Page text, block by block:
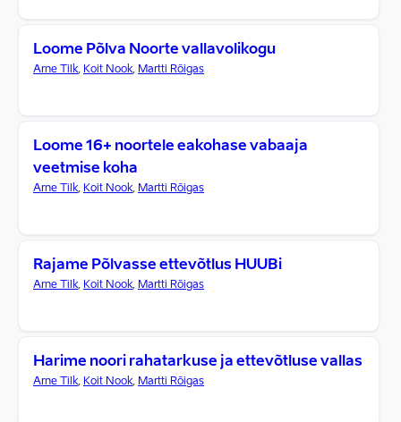
Loome Põlva Noorte vallavolikogu
Arne Tilk, Koit Nook, Martti Rõigas
Loome 16+ noortele eakohase vabaaja
veetmise koha
Arne Tilk, Koit Nook, Martti Rõigas
Rajame Põlvasse ettevõtlus HUUBi
Arne Tilk, Koit Nook, Martti Rõigas
Harime noori rahatarkuse ja ettevõtluse vallas
Arne Tilk, Koit Nook, Martti Rõigas